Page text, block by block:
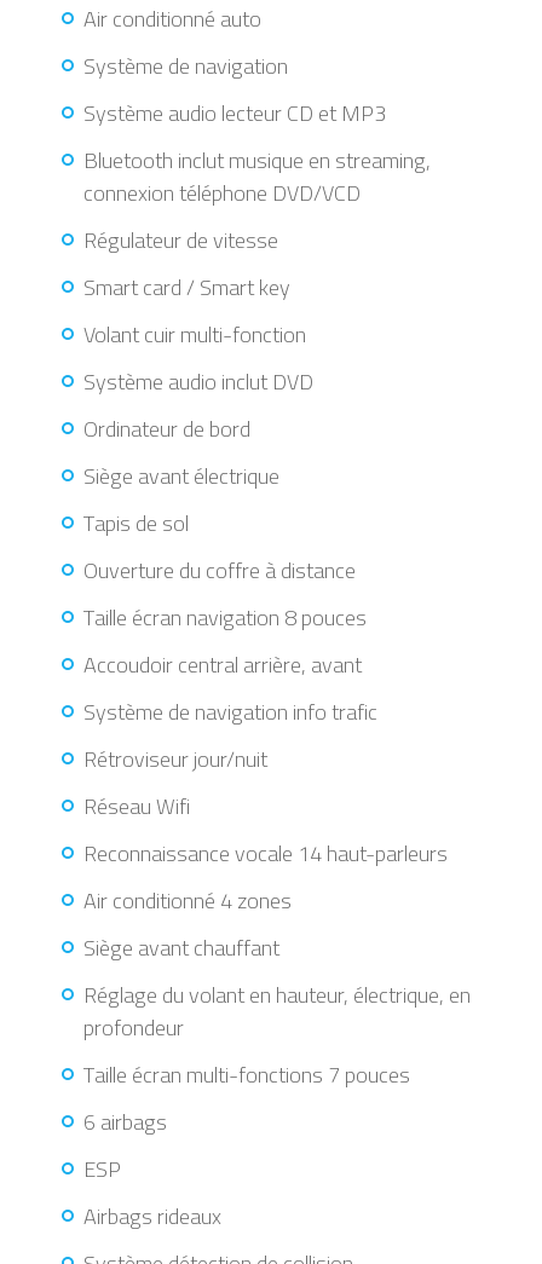
Air conditionné auto
Système de navigation
Système audio lecteur CD et MP3
Bluetooth inclut musique en streaming,
connexion téléphone DVD/VCD
Régulateur de vitesse
Smart card / Smart key
Volant cuir multi-fonction
Système audio inclut DVD
Ordinateur de bord
Siège avant électrique
Tapis de sol
Ouverture du coffre à distance
Taille écran navigation 8 pouces
Accoudoir central arrière, avant
Système de navigation info trafic
Rétroviseur jour/nuit
Réseau Wifi
Reconnaissance vocale 14 haut-parleurs
Air conditionné 4 zones
Siège avant chauffant
Réglage du volant en hauteur, électrique, en
profondeur
Taille écran multi-fonctions 7 pouces
6 airbags
ESP
Airbags rideaux